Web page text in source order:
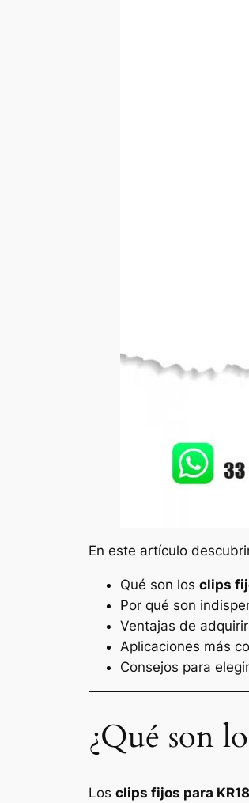
En este artículo
Qué son los clips
Por qué son
Ventajas de
Aplicaciones más
Consejos para
¿Qué son
Los clips fijos para KR18